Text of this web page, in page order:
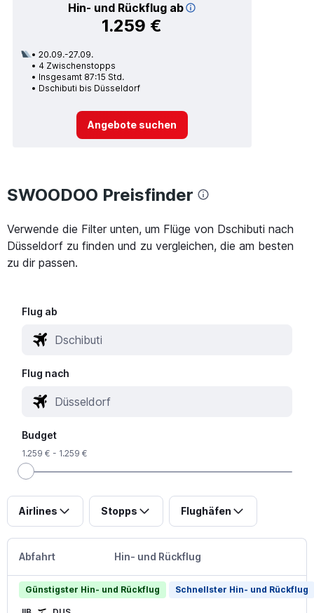
Hin- und Rückflug ab
1.259 €
20.09.-27.09.
4 Zwischenstopps
Insgesamt 87:15 Std.
Dschibuti bis Düsseldorf
Angebote suchen
SWOODOO Preisfinder
Verwende die Filter unten, um Flüge von Dschibuti nach
Düsseldorf zu finden und zu vergleichen, die am besten
zu dir passen.
Flug ab
Flug nach
Budget
1.259 € - 1.259 €
Airlines Stopps Flughäfen
Abfahrt Hin- und Rückflug
Günstigster Hin- und Rückflug Schnellster Hin- und Rückflug